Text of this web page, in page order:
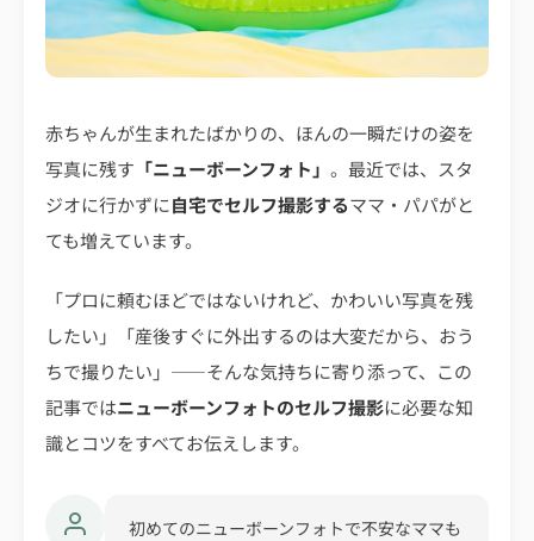
赤ちゃんが生まれたばかりの、ほんの一瞬だけの姿を
写真に残す 「ニューボーンフォト」 。最近では、スタ
ジオに行かずに自宅でセルフ撮影するママ・パパがと
ても増えています。
「プロに頼むほどではないけれど、かわいい写真を残
したい」「産後すぐに外出するのは大変だから、おう
ちで撮りたい」――そんな気持ちに寄り添って、この
記事ではニューボーンフォトのセルフ撮影に必要な知
識とコツをすべてお伝えします。
初めてのニューボーンフォトで不安なママも